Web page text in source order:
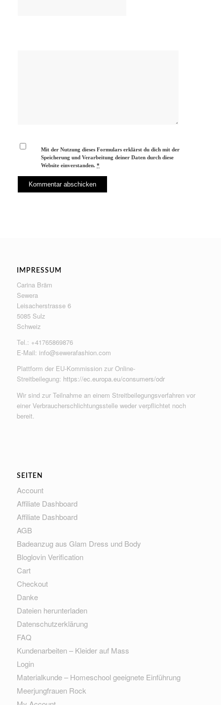
Mit der Nutzung dieses Formulars erklärst du dich mit der
Speicherung und Verarbeitung deiner Daten durch diese
Website einverstanden.*
IMPRESSUM
Carina Bräm
Sewera
Leisacherstrasse 6
5085 Sulz
Schweiz
Tel.: +41765869876
E-Mail: info@sewerafashion.com
Plattform der EU-Kommission zur Online-
Streitbeilegung: https://ec.europa.eu/consumers/odr
Wir sind zur Teilnahme an einem Streitbeilegungsverfahren vor
einer Verbraucherschlichtungsstelle weder verpflichtet noch
bereit.
SEITEN
Account
Affiliate Dashboard
Affiliate Dashboard
AGB
Badeanzug aus Glam Dress und Body
Bloglovin Verification
Cart
Checkout
Danke
Dateien herunterladen
Datenschutzerklärung
FAQ
Kundenarbeiten – Kleider auf Mass
Login
Materialkunde – Homeschool geeignete Einführung
Meerjungfrauen Rock